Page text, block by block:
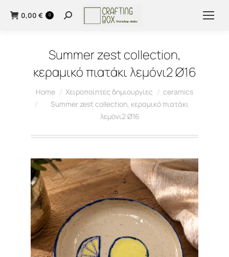
0,00 € 0
Summer zest collection,
κεραμικό πιατάκι λεμόνι2 Ø16
You are here:
Home Χειροποίητες δημιουργίες
ceramics
Summer zest collection, κεραμικό πιατάκι
λεμόνι2 Ø16